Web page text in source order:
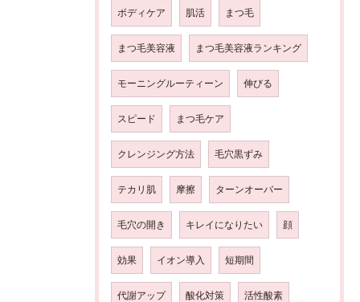
ボディケア 肌活 まつ毛
まつ毛美容液 まつ毛美容液ランキング
モーニングルーティーン 伸びる
スピード まつ毛ケア
クレンジング方法 毛穴黒ずみ
テカリ肌 摩擦 ターンオーバー
毛穴の開き キレイになりたい 顔
効果 イオン導入 短期間
代謝アップ 酸化対策 活性酸素